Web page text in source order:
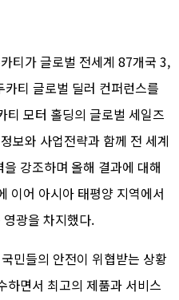
티가 글로벌 전세계 87개국 3,
티 글로벌 딜러 컨퍼런스를
티 모터 홀딩의 글로벌 세일즈
보와 사업전략과 함께 전 세계
강조하며 올해 결과에 대해
이어 아시아 태평양 지역에서
영광을 차지했다.
민들의 안전이 위협받는 상황
하면서 최고의 제품과 서비스